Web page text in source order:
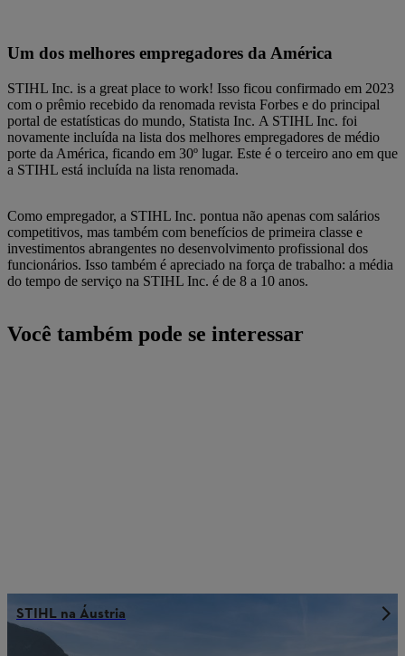
Um dos melhores empregadores da América
STIHL Inc. is a great place to work! Isso ficou confirmado em 2023
com o prêmio recebido da renomada revista Forbes e do principal
portal de estatísticas do mundo, Statista Inc. A STIHL Inc. foi
novamente incluída na lista dos melhores empregadores de médio
porte da América, ficando em 30º lugar. Este é o terceiro ano em que
a STIHL está incluída na lista renomada.
Como empregador, a STIHL Inc. pontua não apenas com salários
competitivos, mas também com benefícios de primeira classe e
investimentos abrangentes no desenvolvimento profissional dos
funcionários. Isso também é apreciado na força de trabalho: a média
do tempo de serviço na STIHL Inc. é de 8 a 10 anos.
Você também pode se interessar
STIHL na Áustria